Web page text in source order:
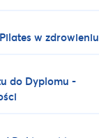
w zdrowieniu
do Dyplomu -